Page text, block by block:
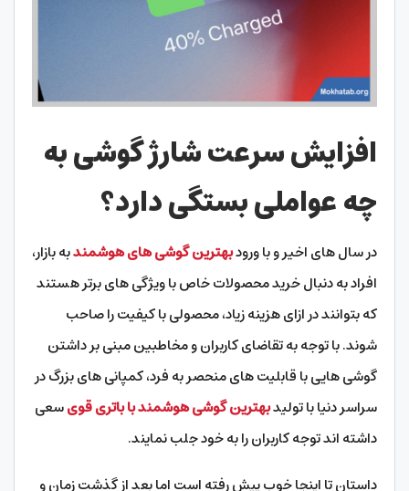
افزایش سرعت شارژ گوشی به
چه عواملی بستگی دارد؟
در سال های اخیر و با ورودبهترین گوشی های هوشمندبه بازار،
افراد به دنبال خرید محصولات خاص با ویژگی های برتر هستند
که بتوانند در ازای هزینه زیاد، محصولی با کیفیت را صاحب
شوند. با توجه به تقاضای کاربران و مخاطبین مبنی بر داشتن
گوشی هایی با قابلیت های منحصر به فرد، کمپانی های بزرگ در
سراسر دنیا با تولیدبهترین گوشی هوشمند با باتری قویسعی
داشته اند توجه کاربران را به خود جلب نمایند.
داستان تا اینجا خوب پیش رفته است اما بعد از گذشت زمان و